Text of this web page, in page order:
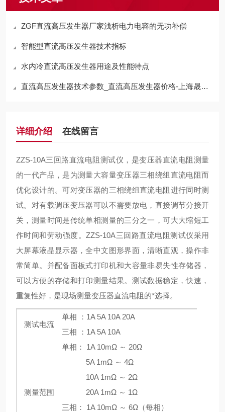
ZGF直流高压发生器厂家浅析电力电容的无功补偿
智能型直流高压发生器技术指标
水内冷直流高压发生器用途及性能特点
直流高压发生器技术参数_直流高压发生器价格-上海晟皋电气
详细介绍 在线留言
ZZS-10A三回路直流电阻测试仪 ，是变压器直流电阻测量
的一代产品，是为测量大容量变压器三相绕组直流电阻而
优化设计的。可对变压器的三相绕组直流电阻进行同时测
试。对有载调压变压器可以不需要放电，直接调节分接开
关，测量时间是传统单相测量的三分之一，可大大缩短工
作时间和劳动强度。ZZS-10A三回路直流电阻测试仪采用
大屏幕液晶显示器，全中文图形界面，清晰直观，操作非
常简单。并配备面板式打印机和大容量非易失性存储器，
可以方便的存储和打印测量结果。 测试数据稳定，快速，
重复性好，是现场测量变压器直流电阻的*选择。
测试电流
单相 ：1A 5A 10A 20A
三相 ：1A 5A 10A
测量范围
单相： 1A 10mΩ ～ 20Ω
5A 1mΩ ～ 4Ω
10A 1mΩ ～ 2Ω
20A 1mΩ ～ 1Ω
三相： 1A 10mΩ ～ 6Ω（每相）